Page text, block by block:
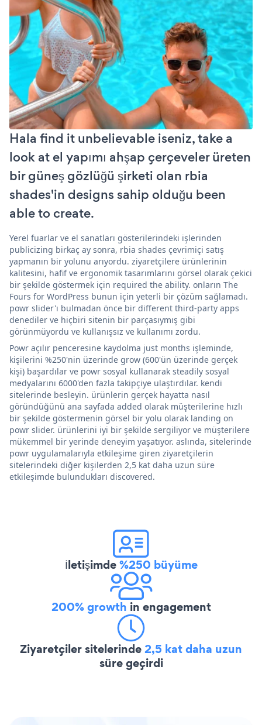
Hala find it unbelievable iseniz, take a
look at el yapımı ahşap çerçeveler üreten
bir güneş gözlüğü şirketi olan rbia
shades'in designs sahip olduğu been
able to create.
Yerel fuarlar ve el sanatları gösterilerindeki işlerinden
publicizing birkaç ay sonra, rbia shades çevrimiçi satış
yapmanın bir yolunu arıyordu. ziyaretçilere ürünlerinin
kalitesini, hafif ve ergonomik tasarımlarını görsel olarak çekici
bir şekilde göstermek için required the ability. onların The
Fours for WordPress bunun için yeterli bir çözüm sağlamadı.
powr slider'ı bulmadan önce bir different third-party apps
denediler ve hiçbiri sitenin bir parçasıymış gibi
görünmüyordu ve kullanışsız ve kullanımı zordu.
Powr açılır penceresine kaydolma just months işleminde,
kişilerini %250'nin üzerinde grow (600'ün üzerinde gerçek
kişi) başardılar ve powr sosyal kullanarak steadily sosyal
medyalarını 6000'den fazla takipçiye ulaştırdılar. kendi
sitelerinde besleyin. ürünlerin gerçek hayatta nasıl
göründüğünü ana sayfada added olarak müşterilerine hızlı
bir şekilde göstermenin görsel bir yolu olarak landing on
powr slider. ürünlerini iyi bir şekilde sergiliyor ve müşterilere
mükemmel bir yerinde deneyim yaşatıyor. aslında, sitelerinde
powr uygulamalarıyla etkileşime giren ziyaretçilerin
sitelerindeki diğer kişilerden 2,5 kat daha uzun süre
etkileşimde bulundukları discovered.
İletişimde%250 büyüme
200% growth in engagement
Ziyaretçiler sitelerinde2,5 kat daha uzun
süre geçirdi